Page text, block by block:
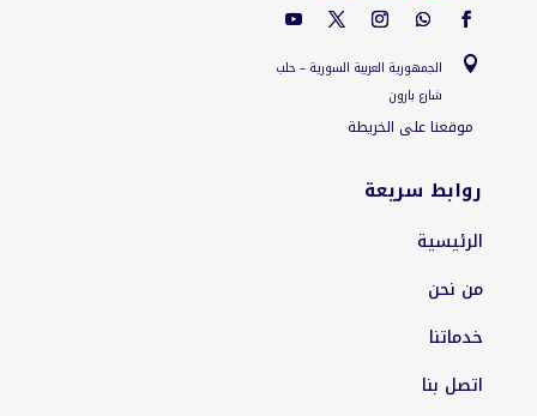

الجمهورية العربية السورية – حلب
شارع بارون
موقعنا على الخريطة
روابط سريعة
الرئيسية
من نحن
خدماتنا
اتصل بنا